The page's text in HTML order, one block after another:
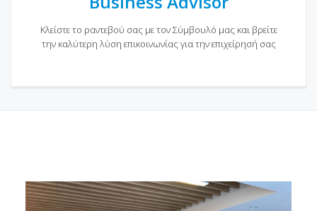
Κλείστε το ραντεβού σας με τον Σύμβουλό μας και βρείτε
την καλύτερη λύση επικοινωνίας για την επιχείρησή σας